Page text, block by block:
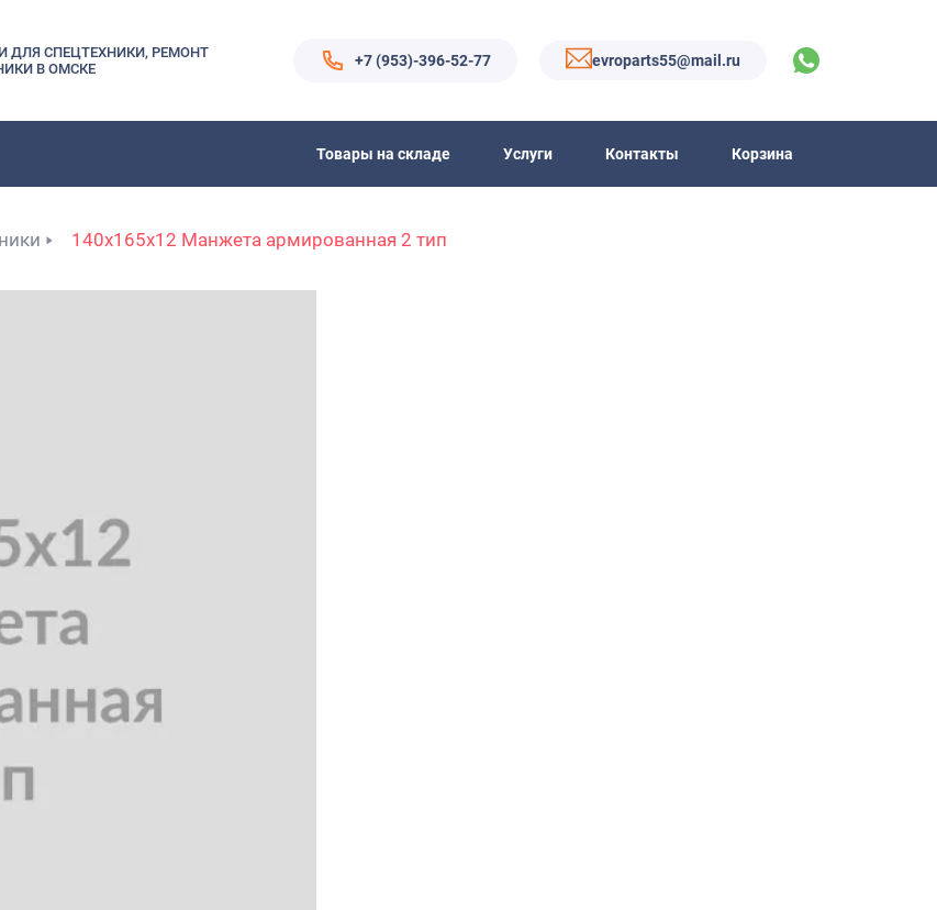
ДЛЯ СПЕЦТЕХНИКИ, РЕМОНТ
В ОМСКЕ
+7 (953)-396-52-77 evroparts55@mail.ru
Товары на складе Услуги Контакты Корзина
140x165x12 Манжета армированная 2 тип